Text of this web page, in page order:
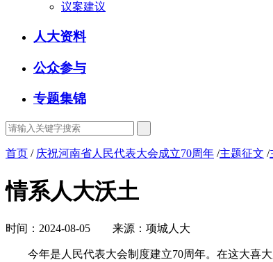
议案建议
人大资料
公众参与
专题集锦
首页 / 庆祝河南省人民代表大会成立70周年 /主题征文 /
情系人大沃土
时间：2024-08-05 来源：项城人大
今年是人民代表大会制度建立70周年。在这大喜大